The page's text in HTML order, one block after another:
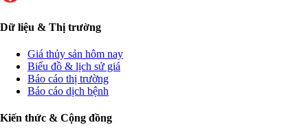
Dữ liệu & Thị trường
Giá thủy sản hôm nay
Biểu đồ & lịch sử giá
Báo cáo thị trường
Báo cáo dịch bệnh
Kiến thức & Cộng đồng